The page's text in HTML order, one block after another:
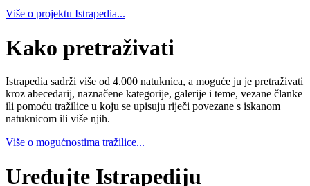
Više o projektu Istrapedia...
Kako pretraživati
Istrapedia sadrži više od 4.000 natuknica, a moguće ju je pretraživati
kroz abecedarij, naznačene kategorije, galerije i teme, vezane članke
ili pomoću tražilice u koju se upisuju riječi povezane s iskanom
natuknicom ili više njih.
Više o mogućnostima tražilice...
Uređujte Istrapediju